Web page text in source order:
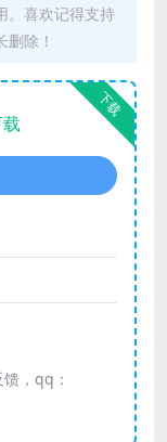
。喜欢记得支持
除！
下载
，qq：